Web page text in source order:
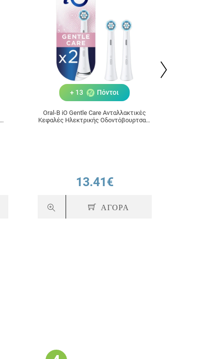
+ 13 Πόντοι
Oral-B iO Gentle Care Ανταλλακτικές
Κεφαλές Ηλεκτρικής Οδοντόβουρτσας,
13.41€
ΑΓΟΡΑ